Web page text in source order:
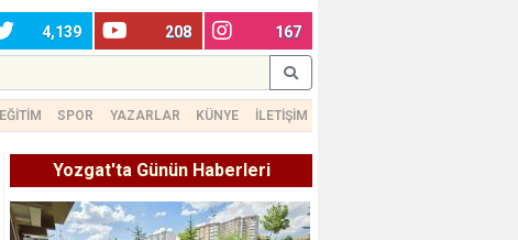
4,139 208 167
EĞİTİM SPOR YAZARLAR KÜNYE İLETİŞİM
Yozgat'ta Günün Haberleri